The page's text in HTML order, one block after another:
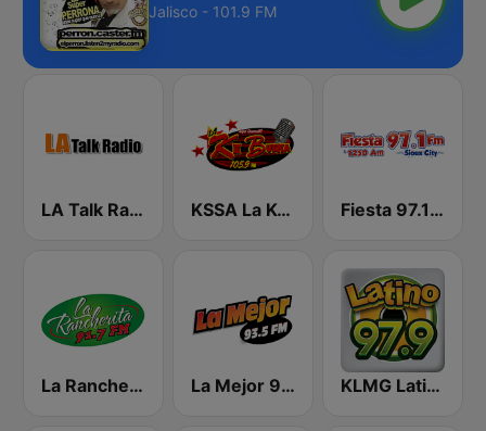
Jalisco - 101.9 FM
LA Talk Radio 1 KSSA La Ke Buena 105.9 Fiesta 97.1 FM
La Rancherita 91.7 FM La Mejor 93.5 FM Las Vegas KLMG Latino 97.9 FM